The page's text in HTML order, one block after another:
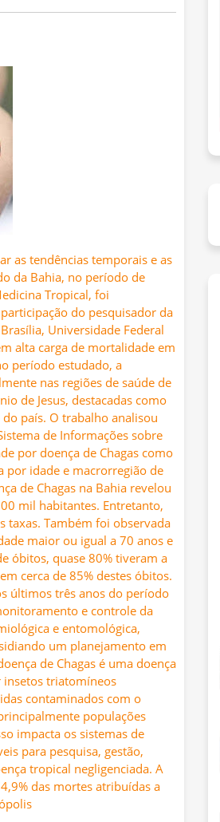
as tendências temporais e as
da Bahia, no período de
Tropical, foi
do pesquisador da
Universidade Federal
alta carga de mortalidade em
período estudado, a
nas regiões de saúde de
de Jesus, destacadas como
país. O trabalho analisou
de Informações sobre
por doença de Chagas como
por idade e macrorregião de
de Chagas na Bahia revelou
mil habitantes. Entretanto,
taxas. Também foi observada
maior ou igual a 70 anos e
óbitos, quase 80% tiveram a
cerca de 85% destes óbitos.
últimos três anos do período
e controle da
e entomológica,
um planejamento em
de Chagas é uma doença
insetos triatomíneos
contaminados com o
populações
impacta os sistemas de
para pesquisa, gestão,
tropical negligenciada. A
das mortes atribuídas a